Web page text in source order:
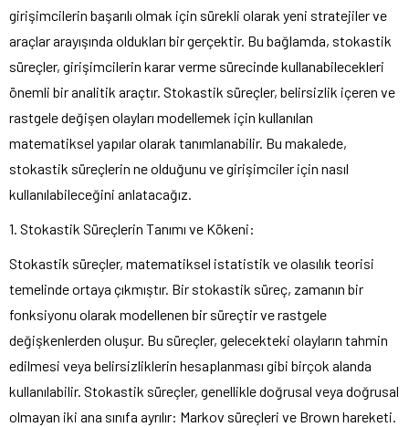
girişimcilerin başarılı olmak için sürekli olarak yeni stratejiler ve
araçlar arayışında oldukları bir gerçektir. Bu bağlamda, stokastik
süreçler, girişimcilerin karar verme sürecinde kullanabilecekleri
önemli bir analitik araçtır. Stokastik süreçler, belirsizlik içeren ve
rastgele değişen olayları modellemek için kullanılan
matematiksel yapılar olarak tanımlanabilir. Bu makalede,
stokastik süreçlerin ne olduğunu ve girişimciler için nasıl
kullanılabileceğini anlatacağız.
1. Stokastik Süreçlerin Tanımı ve Kökeni:
Stokastik süreçler, matematiksel istatistik ve olasılık teorisi
temelinde ortaya çıkmıştır. Bir stokastik süreç, zamanın bir
fonksiyonu olarak modellenen bir süreçtir ve rastgele
değişkenlerden oluşur. Bu süreçler, gelecekteki olayların tahmin
edilmesi veya belirsizliklerin hesaplanması gibi birçok alanda
kullanılabilir. Stokastik süreçler, genellikle doğrusal veya doğrusal
olmayan iki ana sınıfa ayrılır: Markov süreçleri ve Brown hareketi.